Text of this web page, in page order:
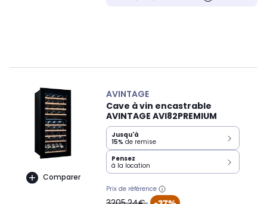
Comparer
AVINTAGE
Cave à vin encastrable
AVINTAGE AVI82PREMIUM
Jusqu'à
15% de remise
Pensez
à la location
Prix de référence
oldPrice